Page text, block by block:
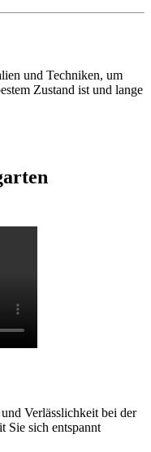
und Techniken, um
Zustand ist und lange
Verlässlichkeit bei der
Sie sich entspannt